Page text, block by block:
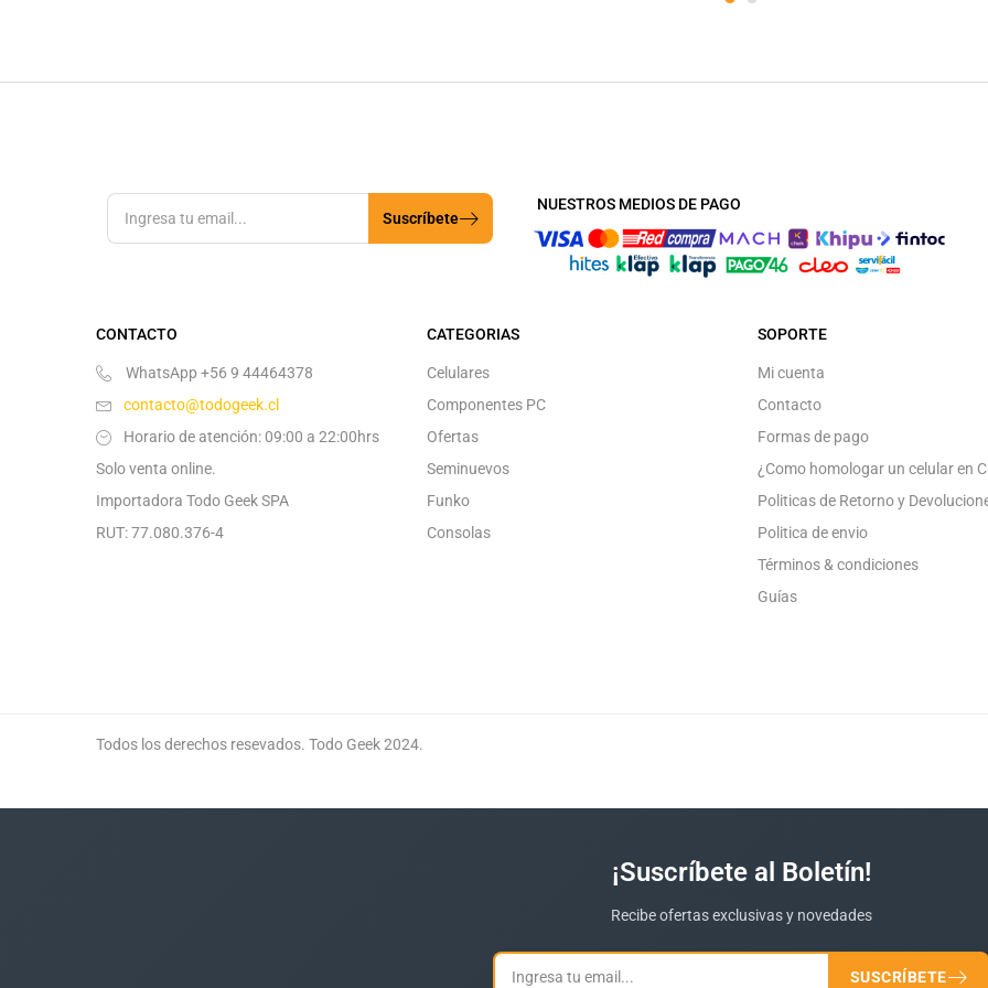
Suscríbete
NUESTROS MEDIOS DE PAGO
CONTACTO
WhatsApp +56 9 44464378
contacto@todogeek.cl
Horario de atención: 09:00 a 22:00hrs
Solo venta online.
Importadora Todo Geek SPA
RUT: 77.080.376-4
CATEGORIAS
Celulares
Componentes PC
Ofertas
Seminuevos
Funko
Consolas
SOPORTE
Mi cuenta
Contacto
Formas de pago
¿Como homologar un celular en
Politicas de Retorno y
Politica de envio
Términos & condiciones
Guías
Todos los derechos resevados. Todo Geek 2024.
¡Suscríbete al Boletín!
Recibe ofertas exclusivas y novedades
SUSCRÍBETE